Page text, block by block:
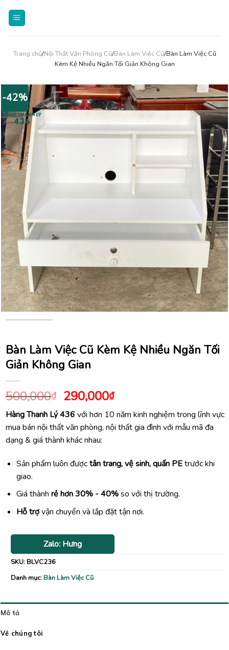
Trang chủ/Nội Thất Văn Phòng Cũ/Bàn Làm Việc Cũ/Bàn Làm Việc Cũ
Kèm Kệ Nhiều Ngăn Tối Giản Không Gian
-42%
Bàn Làm Việc Cũ Kèm Kệ Nhiều Ngăn Tối
Giản Không Gian
500,000₫ Giá
gốc
là:
500,000₫.
290,000₫Giá
hiện
tại
là:
Hàng Thanh Lý 436 với hơn 10 năm kinh nghiệm trong lĩnh vực
mua bán nội thất văn phòng, nội thất gia đình với mẫu mã đa
dạng & giá thành khác nhau:
Sản phẩm luôn đượctân trang, vệ sinh, quấn PEtrước khi
giao.
Giá thành rẻ hơn 30% - 40%so với thị trường.
Hỗ trợvận chuyển và lắp đặt tận nơi.
Zalo: Hưng
SKU:BLVC236
Danh mục:Bàn Làm Việc Cũ
Mô tả
Về chúng tôi